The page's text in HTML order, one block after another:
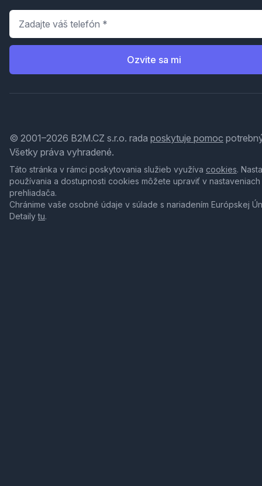
Telefón
Ozvite sa mi
© 2001–2026 B2M.CZ s.r.o. rada poskytuje pomoc
Všetky práva vyhradené.
Táto stránka v rámci poskytovania služieb využíva cookies.
používania a dostupnosti cookies môžete upraviť v nastaveniach
prehliadača.
Chránime vaše osobné údaje v súlade s nariadením Európskej
Detailytu.